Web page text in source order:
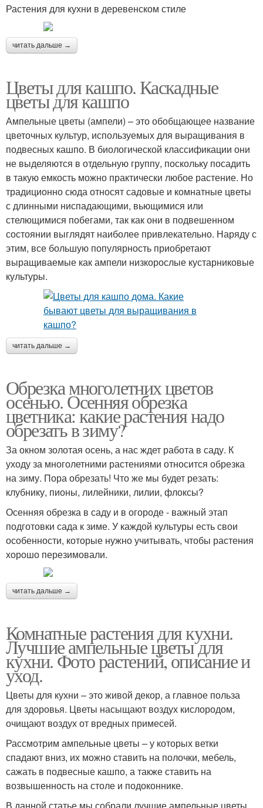
Растения для кухни в деревенском стиле
читать дальше →
Цветы для кашпо. Каскадные
цветы для кашпо
Ампельные цветы (ампели) – это обобщающее название
цветочных культур, используемых для выращивания в
подвесных кашпо. В биологической классификации они
не выделяются в отдельную группу, поскольку посадить
в такую емкость можно практически любое растение. Но
традиционно сюда относят садовые и комнатные цветы
с длинными ниспадающими, вьющимися или
стелющимися побегами, так как они в подвешенном
состоянии выглядят наиболее привлекательно. Наряду с
этим, все большую популярность приобретают
выращиваемые как ампели низкорослые кустарниковые
культуры.
читать дальше →
Обрезка многолетних цветов
осенью. Осенняя обрезка
цветника: какие растения надо
обрезать в зиму?
За окном золотая осень, а нас ждет работа в саду. К
уходу за многолетними растениями относится обрезка
на зиму. Пора обрезать! Что же мы будет резать:
клубнику, пионы, лилейники, лилии, флоксы?
Осенняя обрезка в саду и в огороде - важный этап
подготовки сада к зиме. У каждой культуры есть свои
особенности, которые нужно учитывать, чтобы растения
хорошо перезимовали.
читать дальше →
Комнатные растения для кухни.
Лучшие ампельные цветы для
кухни. Фото растений, описание и
уход.
Цветы для кухни – это живой декор, а главное польза
для здоровья. Цветы насыщают воздух кислородом,
очищают воздух от вредных примесей.
Рассмотрим ампельные цветы – у которых ветки
спадают вниз, их можно ставить на полочки, мебель,
сажать в подвесные кашпо, а также ставить на
возвышенность на столе и подоконнике.
В данной статье мы собрали лучшие ампельные цветы